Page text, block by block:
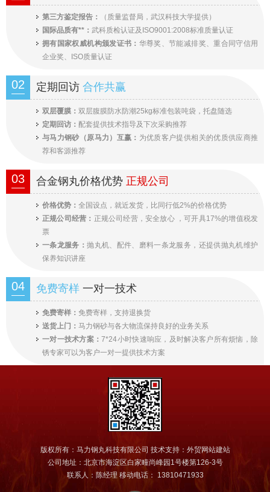
第三方鉴定报告：
（质量监督局，武汉科技大学提供）
国际品质有**： 武科质检认证及ISO9001:2008标准质量认证
拥有国家权威机构颁发证书： 华尊奖、节能减排奖、重合同守信用
企业奖、ISO质量认证
02 定期回访 合作共赢
双层覆膜： 双层腹膜防水防潮25kg标准包装吨袋，托盘随选
定期回访： 配套提供技术指导及下次采购推荐
与马力钢砂（原马力）互赢： 为优质客户提供相关的优质供应商推
荐和客源推荐
03 合金钢丸价格优势 正规公司
价格优势： 全国设点，就近发货，比同行低2%的价格优势
正规公司经营： 正规公司经营，安全放心 ，可开具17%的增值税发
票
一条龙服务：抛丸机、配件、磨料一条龙服务，还提供抛丸机维护
保养知识讲座
04 免费寄样 一对一技术
免费寄样： 免费寄样，支持退换货
送货上门： 马力钢砂与各大物流保持良好的业务关系
一对一技术方案：7*24小时快速响应，及时解决客户所有烦恼，除
锈专家可以为客户一对一提供技术方案
版权所有：马力钢丸科技有限公司 技术支持： 外贸网站建站
公司地址：北京市海淀区白家疃尚峰园1号楼第126-3号
联系人：陈经理 移动电话： 13810471933